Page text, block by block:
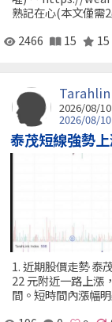
熟記在心(本文僅需
2466
15 15
2026/08/
2026/08/
泰茂短線強勢
1. 近期股價走勢 泰
22 元附近一路上漲
間。短時間內漲幅